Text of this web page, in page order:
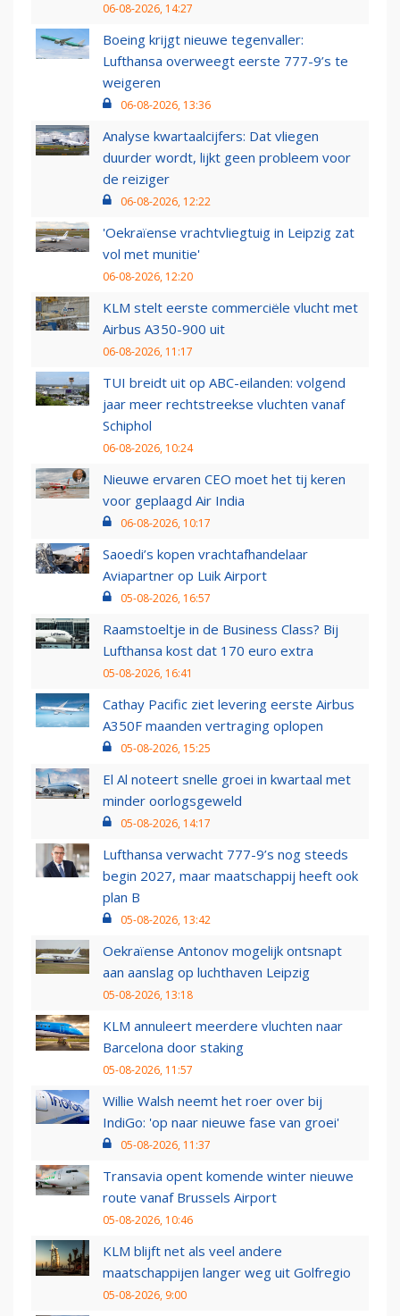
06-08-2026, 14:27
Boeing krijgt nieuwe tegenvaller:
Lufthansa overweegt eerste 777-9’s te
weigeren
06-08-2026, 13:36
Analyse kwartaalcijfers: Dat vliegen
duurder wordt, lijkt geen probleem voor
de reiziger
06-08-2026, 12:22
'Oekraïense vrachtvliegtuig in Leipzig zat
vol met munitie'
06-08-2026, 12:20
KLM stelt eerste commerciële vlucht met
Airbus A350-900 uit
06-08-2026, 11:17
TUI breidt uit op ABC-eilanden: volgend
jaar meer rechtstreekse vluchten vanaf
Schiphol
06-08-2026, 10:24
Nieuwe ervaren CEO moet het tij keren
voor geplaagd Air India
06-08-2026, 10:17
Saoedi’s kopen vrachtafhandelaar
Aviapartner op Luik Airport
05-08-2026, 16:57
Raamstoeltje in de Business Class? Bij
Lufthansa kost dat 170 euro extra
05-08-2026, 16:41
Cathay Pacific ziet levering eerste Airbus
A350F maanden vertraging oplopen
05-08-2026, 15:25
El Al noteert snelle groei in kwartaal met
minder oorlogsgeweld
05-08-2026, 14:17
Lufthansa verwacht 777-9’s nog steeds
begin 2027, maar maatschappij heeft ook
plan B
05-08-2026, 13:42
Oekraïense Antonov mogelijk ontsnapt
aan aanslag op luchthaven Leipzig
05-08-2026, 13:18
KLM annuleert meerdere vluchten naar
Barcelona door staking
05-08-2026, 11:57
Willie Walsh neemt het roer over bij
IndiGo: 'op naar nieuwe fase van groei'
05-08-2026, 11:37
Transavia opent komende winter nieuwe
route vanaf Brussels Airport
05-08-2026, 10:46
KLM blijft net als veel andere
maatschappijen langer weg uit Golfregio
05-08-2026, 9:00